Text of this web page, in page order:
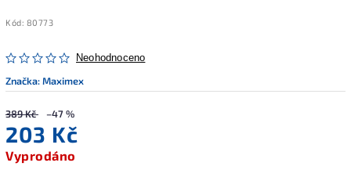
Kód: 80773
Neohodnoceno
Značka:Maximex
389 Kč –47 %
203 Kč
Vyprodáno